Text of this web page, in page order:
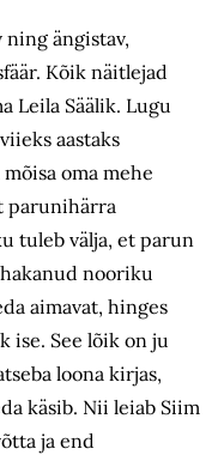
ängistav,
Kõik näitlejad
Leila Säälik. Lugu
aastaks
oma mehe
parunihärra
tuleb välja, et parun
nooriku
aimavat, hinges
ise. See lõik on ju
loona kirjas,
käsib. Nii leiab Siim
ja end